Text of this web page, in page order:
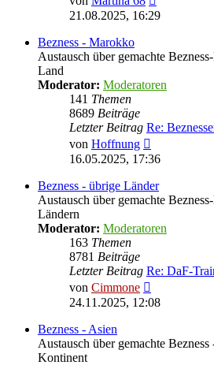
Beitrag
21.08.2025, 16:29
Bezness - Marokko
Austausch über gemachte
Land
Moderator: Moderatoren
141 Themen
8689 Beiträge
Letzter Beitrag Re:
von Hoffnung
Beitrag
16.05.2025, 17:36
Bezness - übrige Länder
Austausch über gemachte
Ländern
Moderator: Moderatoren
163 Themen
8781 Beiträge
Letzter Beitrag Re: DaF-
von Cimmone
Beitrag
24.11.2025, 12:08
Bezness - Asien
Austausch über gemachte
Kontinent